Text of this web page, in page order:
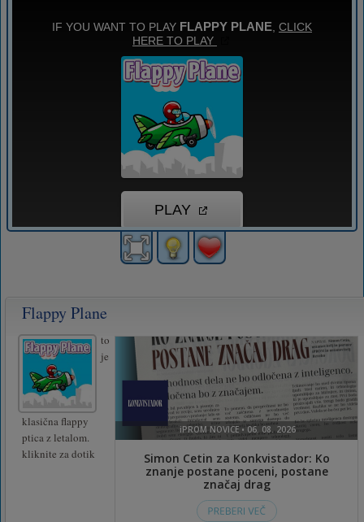
Flappy Plane
to
je
klasična flappy
ptica z letalom.
kliknite za dotik